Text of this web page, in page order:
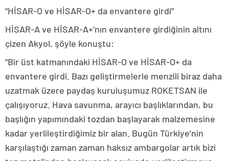
“HİSAR-O ve HİSAR-O+ da envantere girdi”
HİSAR-A ve HİSAR-A+’nın envantere girdiğinin altını
çizen Akyol, şöyle konuştu:
“Bir üst katmanındaki HİSAR-O ve HİSAR-O+ da
envantere girdi. Bazı geliştirmelerle menzili biraz daha
uzatmak üzere paydaş kuruluşumuz ROKETSAN ile
çalışıyoruz. Hava savunma, arayıcı başlıklarından, bu
başlığın yapımındaki tozdan başlayarak malzemesine
kadar yerlileştirdiğimiz bir alan. Bugün Türkiye’nin
karşılaştığı zaman zaman haksız ambargolar artık bizi